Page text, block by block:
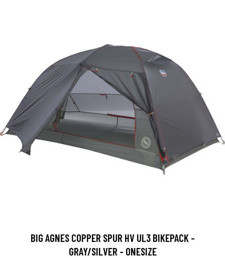
BIG AGNES COPPER SPUR HV UL3 BIKEPACK -
GRAY/SILVER - ONESIZE